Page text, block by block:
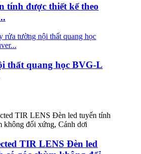
tính được thiết kế theo
thất quang học BVG-L
TIR LENS Đèn led